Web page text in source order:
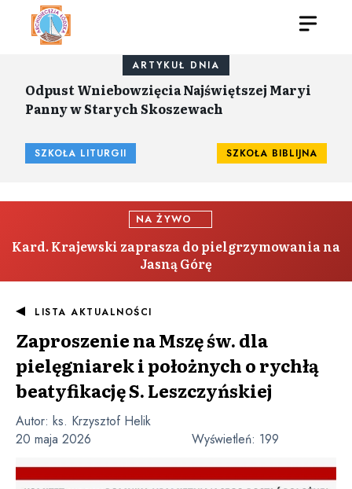
ARTYKUŁ DNIA
Odpust Wniebowzięcia Najświętszej Maryi
Panny w Starych Skoszewach
SZKOŁA LITURGII SZKOŁA BIBLIJNA
NA ŻYWO
Kard. Krajewski zaprasza do pielgrzymowania na
Jasną Górę
LISTA AKTUALNOŚCI
Zaproszenie na Mszę św. dla
pielęgniarek i położnych o rychłą
beatyfikację S. Leszczyńskiej
Autor: ks. Krzysztof Helik
20 maja 2026
Wyświetleń: 199